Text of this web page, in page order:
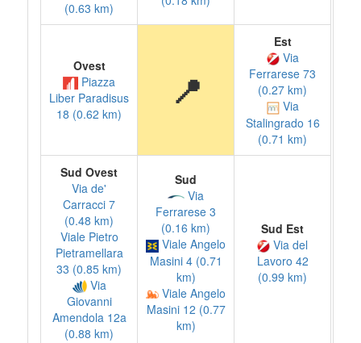
(0.63 km)
Ovest
Piazza
Liber Paradisus
18 (0.62 km)
📍
Est
Via
Ferrarese 73
(0.27 km)
Via
Stalingrado 16
(0.71 km)
Sud Ovest
Via de'
Carracci 7
(0.48 km)
Viale Pietro
Pietramellara
33 (0.85 km)
Via
Giovanni
Amendola 12a
(0.88 km)
Sud
Via
Ferrarese 3
(0.16 km)
Viale Angelo
Masini 4 (0.71
km)
Viale Angelo
Masini 12 (0.77
km)
Sud Est
Via del
Lavoro 42
(0.99 km)